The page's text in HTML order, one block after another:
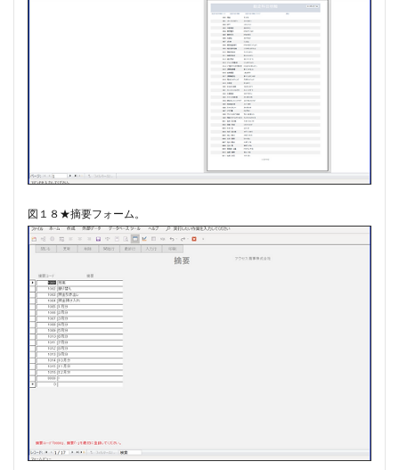
図１８★摘要フォーム。